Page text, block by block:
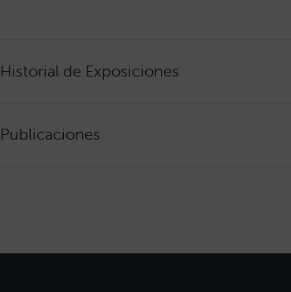
Historial de Exposiciones
Publicaciones